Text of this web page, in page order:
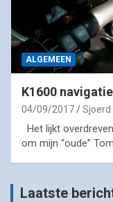
ALGEMEEN
K1600
04/09/2017 Sjoerd
Het lijkt
om mijn “oude”
Laatste